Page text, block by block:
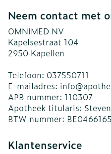
Neem contact met
OMNIMED NV
Kapelsestraat 104
2950 Kapellen
Telefoon: 037550711
E-mailadres: info@
APB nummer: 110307
Apotheek titularis:
BTW nummer:
Klantenservice